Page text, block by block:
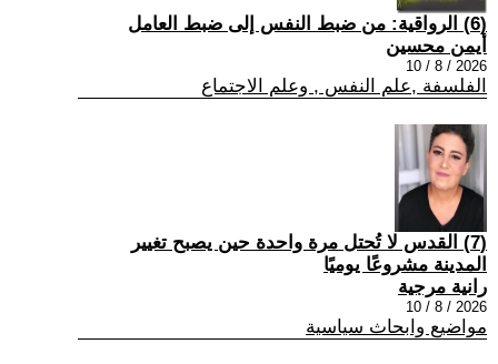
(6) الرواقية: من ضبط النفس إلى ضبط العامل
أيمن محسين
2026 / 8 / 10
الفلسفة ,علم النفس , وعلم الاجتماع
(7) القدس لا تُحتل مرة واحدة حين يصبح تغيير
المدينة مشروعًا يوميًا
رانية مرجية
2026 / 8 / 10
مواضيع وابحاث سياسية